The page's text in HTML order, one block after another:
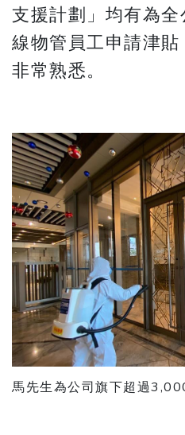
支援計劃」均有為
線物管員工申請津
非常熟悉。
馬先生為公司旗下超過